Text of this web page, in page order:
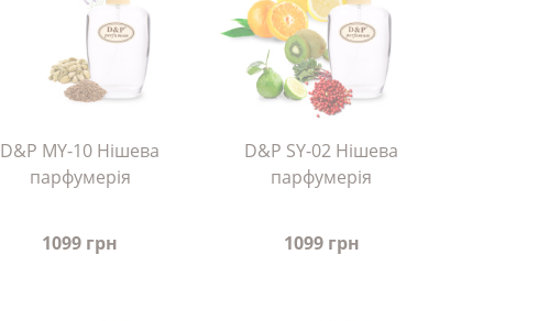
D&P MY-10 Нішева
парфумерія
1099 грн
D&P SY-02 Нішева
парфумерія
1099 грн